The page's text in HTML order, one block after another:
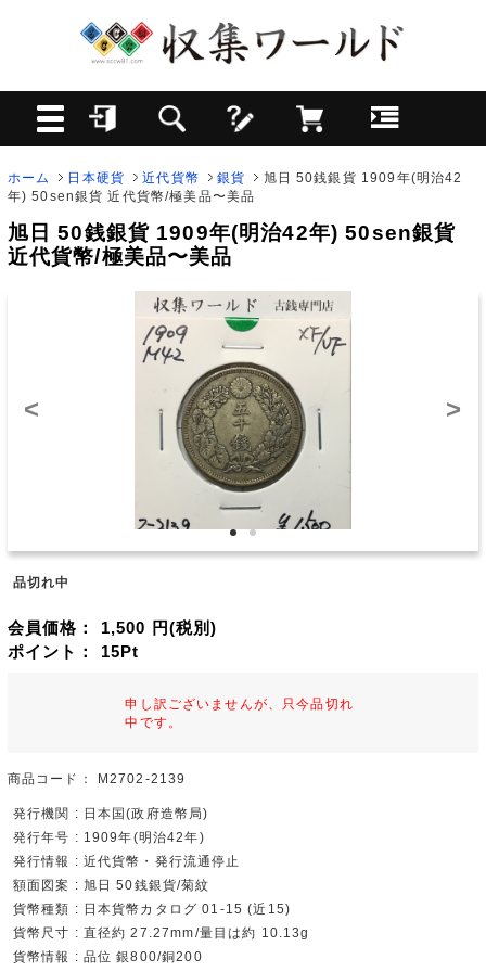
ホーム 日本硬貨 近代貨幣 銀貨
旭日 50銭銀貨 1909年(明治42
年) 50sen銀貨 近代貨幣/極美品〜美品
旭日 50銭銀貨 1909年(明治42年) 50sen銀貨
近代貨幣/極美品〜美品
< >
品切れ中
会員価格： 1,500 円(税別)
ポイント： 15Pt
申し訳ございませんが、只今品切れ
中です。
商品コード： M2702-2139
発行機関 : 日本国(政府造幣局)
発行年号 : 1909年(明治42年)
発行情報 : 近代貨幣・発行流通停止
額面図案 : 旭日 50銭銀貨/菊紋
貨幣種類 : 日本貨幣カタログ 01-15 (近15)
貨幣尺寸 : 直径約 27.27mm/量目は約 10.13g
貨幣情報 : 品位 銀800/銅200